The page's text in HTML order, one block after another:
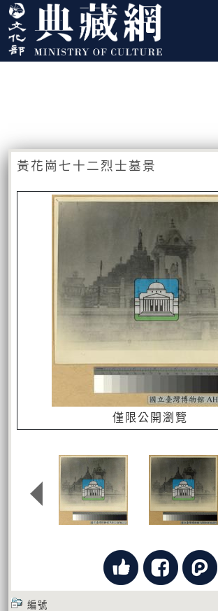
跳到主要內容
:::
黃花崗七十二烈士墓景
僅限公開瀏覽
編號